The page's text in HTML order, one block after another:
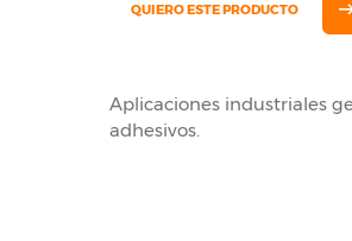
QUIERO ESTE PRODUCTO
Aplicaciones industriales
adhesivos.